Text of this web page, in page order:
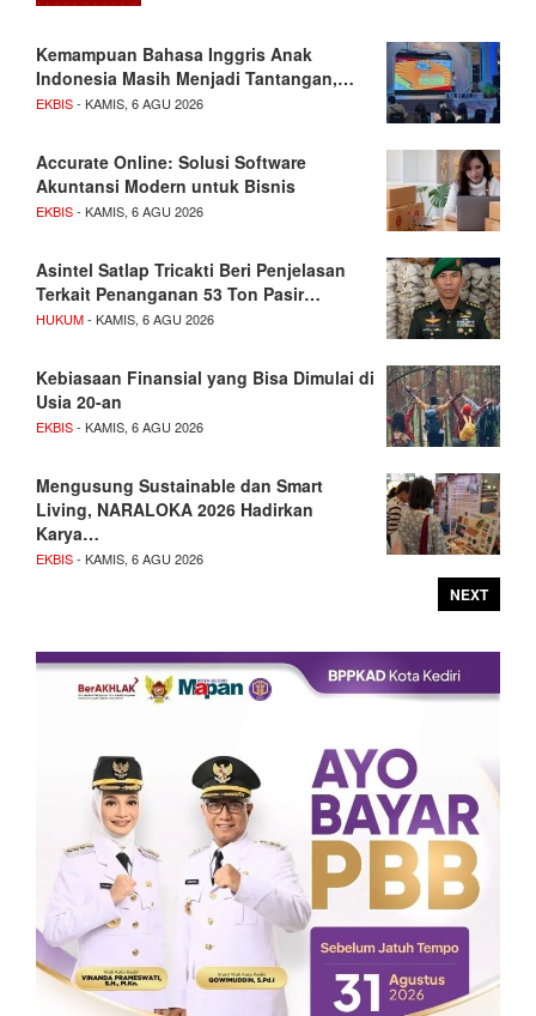
Kemampuan Bahasa Inggris Anak
Indonesia Masih Menjadi Tantangan,…
EKBIS- KAMIS, 6 AGU 2026
Accurate Online: Solusi Software
Akuntansi Modern untuk Bisnis
EKBIS- KAMIS, 6 AGU 2026
Asintel Satlap Tricakti Beri Penjelasan
Terkait Penanganan 53 Ton Pasir…
HUKUM- KAMIS, 6 AGU 2026
Kebiasaan Finansial yang Bisa Dimulai di
Usia 20-an
EKBIS- KAMIS, 6 AGU 2026
Mengusung Sustainable dan Smart
Living, NARALOKA 2026 Hadirkan
Karya…
EKBIS- KAMIS, 6 AGU 2026
NEXT